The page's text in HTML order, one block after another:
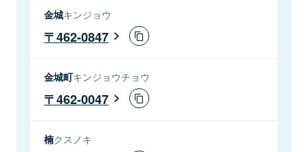
金城キンジョウ
462-0847
金城町キンジョウチョウ
462-0047
楠クスノキ